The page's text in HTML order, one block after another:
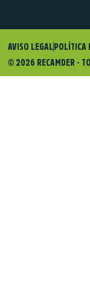
© 2026 RECAMDER -
AVISO LEGAL POLÍTICA